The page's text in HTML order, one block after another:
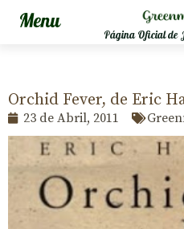
Página Oficial de
Orchid Fever, de Eric
23 de Abril, 2011